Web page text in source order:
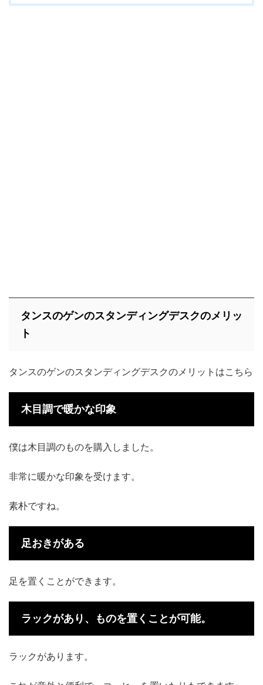
タンスのゲンのスタンディングデスクのメリッ
ト
タンスのゲンのスタンディングデスクのメリットはこちら
木目調で暖かな印象
僕は木目調のものを購入しました。
非常に暖かな印象を受けます。
素朴ですね。
足おきがある
足を置くことができます。
ラックがあり、ものを置くことが可能。
ラックがあります。